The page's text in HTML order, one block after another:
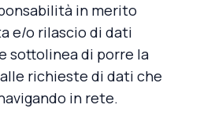
in merito
e/o rilascio di dati
sottolinea di porre la
richieste di dati che
in rete.